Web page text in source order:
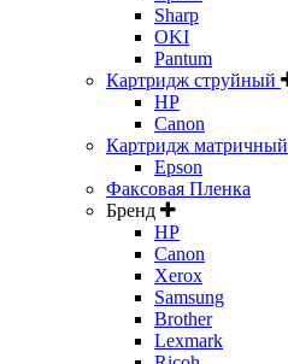
Sharp
OKI
Pantum
Картридж струйный
HP
Canon
Картридж матричный
Epson
Факсовая Пленка
Бренд
HP
Canon
Xerox
Samsung
Brother
Lexmark